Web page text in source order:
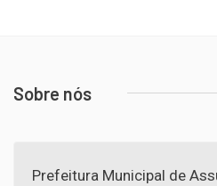
Sobre nós
Prefeitura Municipal de